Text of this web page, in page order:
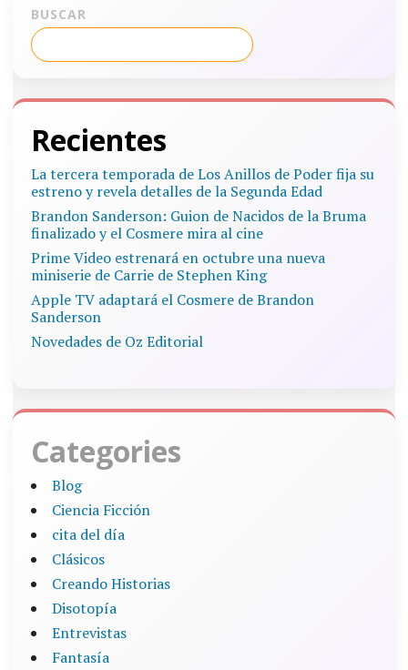
BUSCAR
Recientes
La tercera temporada de Los Anillos de Poder fija su
estreno y revela detalles de la Segunda Edad
Brandon Sanderson: Guion de Nacidos de la Bruma
finalizado y el Cosmere mira al cine
Prime Video estrenará en octubre una nueva
miniserie de Carrie de Stephen King
Apple TV adaptará el Cosmere de Brandon
Sanderson
Novedades de Oz Editorial
Categories
Blog
Ciencia Ficción
cita del día
Clásicos
Creando Historias
Disotopía
Entrevistas
Fantasía